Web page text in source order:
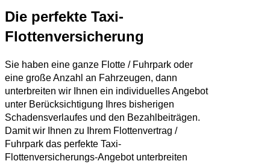
Die perfekte Taxi-
Flottenversicherung
Sie haben eine ganze Flotte / Fuhrpark oder
eine große Anzahl an Fahrzeugen, dann
unterbreiten wir Ihnen ein individuelles Angebot
unter Berücksichtigung Ihres bisherigen
Schadensverlaufes und den Bezahlbeiträgen.
Damit wir Ihnen zu Ihrem Flottenvertrag /
Fuhrpark das perfekte Taxi-
Flottenversicherungs-Angebot unterbreiten